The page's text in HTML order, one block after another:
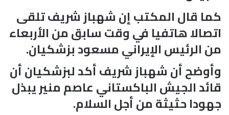
كما قال المكتب إن شهباز شريف تلقى
اتصالا هاتفيا في وقت سابق من الأربعاء
من الرئيس الإيراني مسعود بزشكيان.
وأوضح أن شهباز شريف أكد لبزشكيان أن
قائد الجيش الباكستاني عاصم منير يبذل
جهودا حثيثة من أجل السلام.